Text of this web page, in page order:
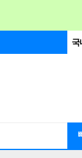
국